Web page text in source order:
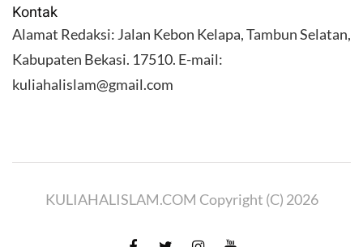
Kontak
Alamat Redaksi: Jalan Kebon Kelapa, Tambun Selatan,
Kabupaten Bekasi. 17510. E-mail:
kuliahalislam@gmail.com
KULIAHALISLAM.COM Copyright (C) 2026